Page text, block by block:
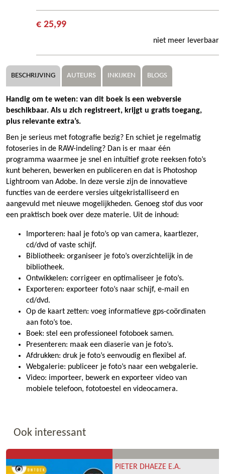
€ 25,99
niet meer leverbaar
BESCHRIJVING AUTEURS INKIJKEN BLOGS
Handig om te weten: van dit boek is een webversie
beschikbaar. Als u zich registreert, krijgt u gratis toegang,
plus relevante extra’s.
Ben je serieus met fotografie bezig? En schiet je regelmatig
fotoseries in de RAW-indeling? Dan is er maar één
programma waarmee je snel en intuïtief grote reeksen foto’s
kunt beheren, bewerken en publiceren en dat is Photoshop
Lightroom van Adobe. In deze versie zijn de innovatieve
functies van de eerdere versies uitgekristalliseerd en
aangevuld met nieuwe mogelijkheden. Genoeg stof dus voor
een praktisch boek over deze materie. Uit de inhoud:
Importeren: haal je foto’s op van camera, kaartlezer,
cd/dvd of vaste schijf.
Bibliotheek: organiseer je foto’s overzichtelijk in de
bibliotheek.
Ontwikkelen: corrigeer en optimaliseer je foto’s.
Exporteren: exporteer foto’s naar schijf, e-mail en
cd/dvd.
Op de kaart zetten: voeg informatieve gps-coördinaten
aan foto’s toe.
Boek: stel een professioneel fotoboek samen.
Presenteren: maak een diaserie van je foto’s.
Afdrukken: druk je foto’s eenvoudig en flexibel af.
Webgalerie: publiceer je foto’s naar een webgalerie.
Video: importeer, bewerk en exporteer video van
mobiele telefoon, fototoestel en videocamera.
Ook interessant
PIETER DHAEZE E.A.